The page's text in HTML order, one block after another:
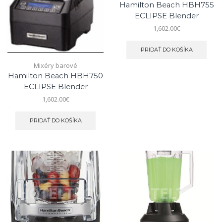
Mixéry barové
Hamilton Beach HBH750
ECLIPSE Blender
1,602.00€
PRIDAŤ DO KOŠÍKA
Hamilton Beach HBH755
ECLIPSE Blender
1,602.00€
PRIDAŤ DO KOŠÍKA